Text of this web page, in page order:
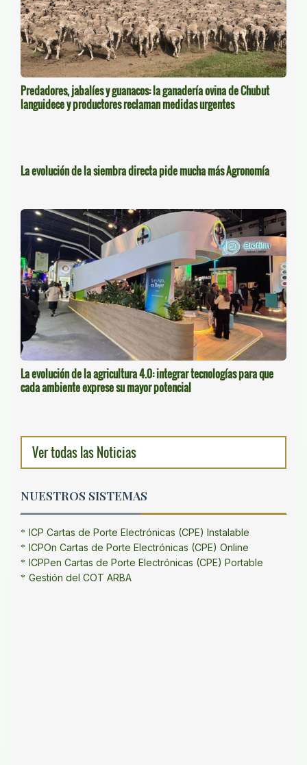
Predadores, jabalíes y guanacos: la ganadería ovina de Chubut
languidece y productores reclaman medidas urgentes
La evolución de la siembra directa pide mucha más Agronomía
La evolución de la agricultura 4.0: integrar tecnologías para que
cada ambiente exprese su mayor potencial
Ver todas las Noticias
NUESTROS SISTEMAS
ICP Cartas de Porte Electrónicas (CPE) Instalable
ICPOn Cartas de Porte Electrónicas (CPE) Online
ICPPen Cartas de Porte Electrónicas (CPE) Portable
Gestión del COT ARBA